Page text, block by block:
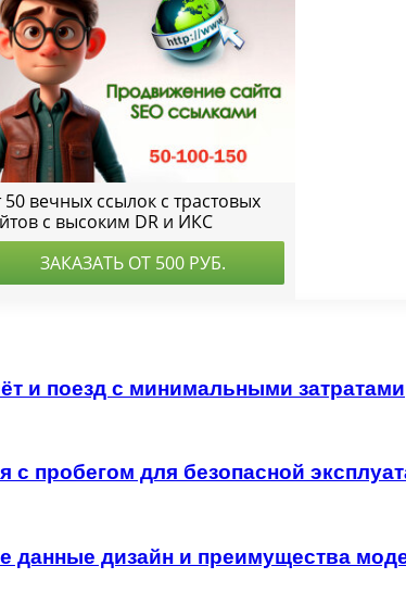
и поезд с минимальными затратами
пробегом для безопасной
данные дизайн и преимущества